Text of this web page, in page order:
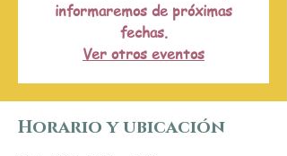
informaremos de próximas
fechas.
Ver otros eventos
Horario y ubicación